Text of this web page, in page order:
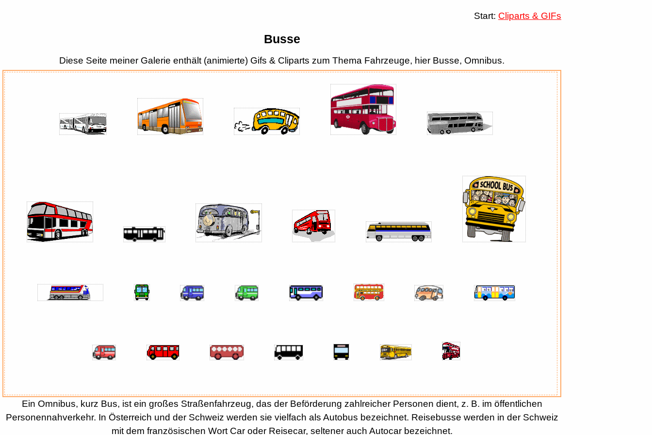
Start: Cliparts & GIFs
Busse
Diese Seite meiner Galerie enthält (animierte) Gifs & Cliparts zum Thema Fahrzeuge, hier Busse, Omnibus.
Ein Omnibus, kurz Bus, ist ein großes Straßenfahrzeug, das der Beförderung zahlreicher Personen dient, z. B. im öffentlichen
Personennahverkehr. In Österreich und der Schweiz werden sie vielfach als Autobus bezeichnet. Reisebusse werden in der Schweiz
mit dem französischen Wort Car oder Reisecar, seltener auch Autocar bezeichnet.